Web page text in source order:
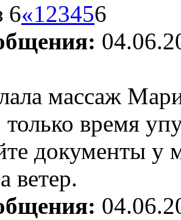
6«123456
массаж
только время
документы у
ветер.